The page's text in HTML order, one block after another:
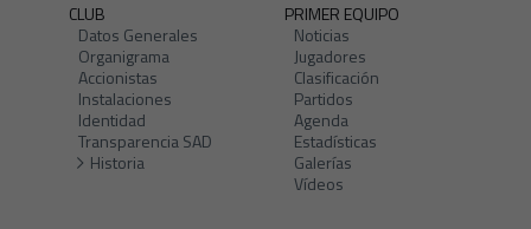
CLUB
Datos Generales
Organigrama
Accionistas
Instalaciones
Identidad
Transparencia SAD
Historia
PRIMER EQUIPO
Noticias
Jugadores
Clasificación
Partidos
Agenda
Estadísticas
Galerías
Vídeos